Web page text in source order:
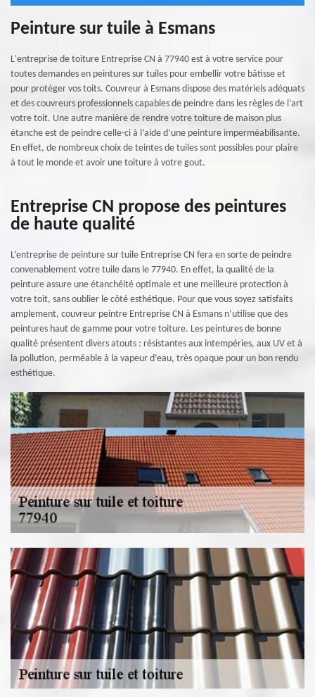
Peinture sur tuile à Esmans
L'entreprise de toiture Entreprise CN à 77940 est à votre service pour
toutes demandes en peintures sur tuiles pour embellir votre bâtisse et
pour protéger vos toits. Couvreur à Esmans dispose des matériels adéquats
et des couvreurs professionnels capables de peindre dans les règles de l’art
votre toit. Une autre manière de rendre votre toiture de maison plus
étanche est de peindre celle-ci à l’aide d’une peinture imperméabilisante.
En effet, de nombreux choix de teintes de tuiles sont possibles pour plaire
à tout le monde et avoir une toiture à votre gout.
Entreprise CN propose des peintures
de haute qualité
L’entreprise de peinture sur tuile Entreprise CN fera en sorte de peindre
convenablement votre tuile dans le 77940. En effet, la qualité de la
peinture assure une étanchéité optimale et une meilleure protection à
votre toit, sans oublier le côté esthétique. Pour que vous soyez satisfaits
amplement, couvreur peintre Entreprise CN à Esmans n’utilise que des
peintures haut de gamme pour votre toiture. Les peintures de bonne
qualité présentent divers atouts : résistantes aux intempéries, aux UV et à
la pollution, perméable à la vapeur d’eau, très opaque pour un bon rendu
esthétique.